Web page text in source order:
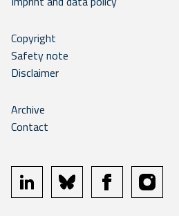
Copyright
Safety note
Disclaimer
Archive
Contact
linkedin bluesky facebookinstagram